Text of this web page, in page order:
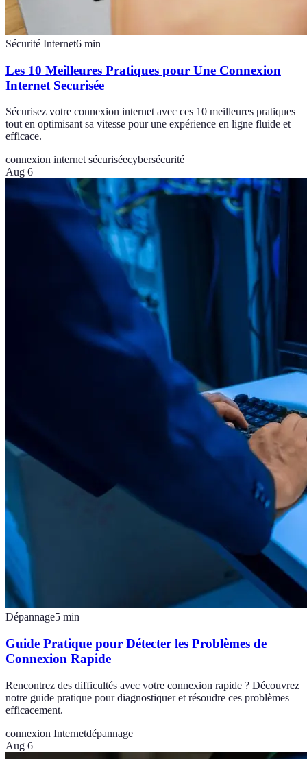
Sécurité Internet6 min
Les 10 Meilleures Pratiques pour Une Connexion
Internet Securisée
Sécurisez votre connexion internet avec ces 10 meilleures pratiques
tout en optimisant sa vitesse pour une expérience en ligne fluide et
efficace.
connexion internet sécuriséecybersécurité
Aug 6
Dépannage5 min
Guide Pratique pour Détecter les Problèmes de
Connexion Rapide
Rencontrez des difficultés avec votre connexion rapide ? Découvrez
notre guide pratique pour diagnostiquer et résoudre ces problèmes
efficacement.
connexion Internetdépannage
Aug 6